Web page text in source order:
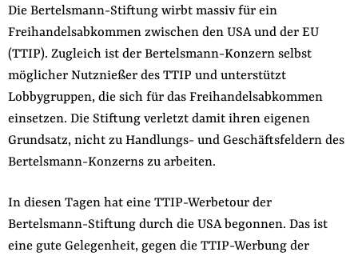
Suche
auf
der
Website
Folge Uns
FacebookMastodonBlueskyInstagramYoutube
Die Bertelsmann-Stiftung wirbt massiv für ein
Freihandelsabkommen zwischen den USA und der EU
(TTIP). Zugleich ist der Bertelsmann-Konzern selbst
möglicher Nutznießer des TTIP und unterstützt
Lobbygruppen, die sich für das Freihandelsabkommen
einsetzen. Die Stiftung verletzt damit ihren eigenen
Grundsatz, nicht zu Handlungs- und Geschäftsfeldern des
Bertelsmann-Konzerns zu arbeiten.
In diesen Tagen hat eine TTIP-Werbetour der
Bertelsmann-Stiftung durch die USA begonnen. Das ist
eine gute Gelegenheit, gegen die TTIP-Werbung der